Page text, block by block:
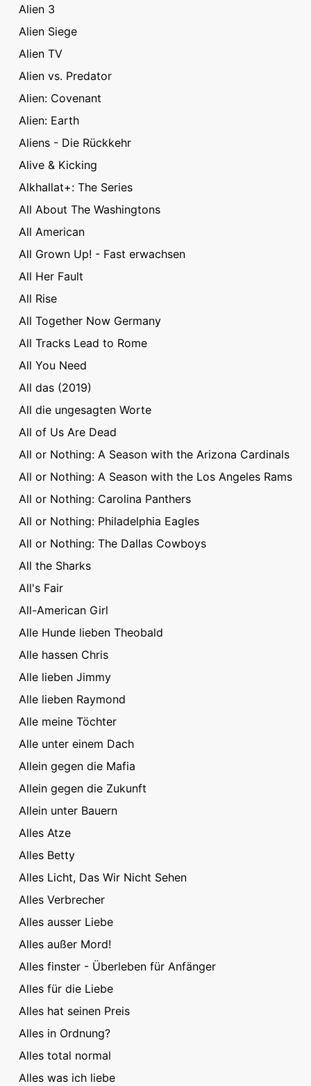
Alien 3
Alien Siege
Alien TV
Alien vs. Predator
Alien: Covenant
Alien: Earth
Aliens - Die Rückkehr
Alive & Kicking
Alkhallat+: The Series
All About The Washingtons
All American
All Grown Up! - Fast erwachsen
All Her Fault
All Rise
All Together Now Germany
All Tracks Lead to Rome
All You Need
All das (2019)
All die ungesagten Worte
All of Us Are Dead
All or Nothing: A Season with the Arizona Cardinals
All or Nothing: A Season with the Los Angeles Rams
All or Nothing: Carolina Panthers
All or Nothing: Philadelphia Eagles
All or Nothing: The Dallas Cowboys
All the Sharks
All's Fair
All-American Girl
Alle Hunde lieben Theobald
Alle hassen Chris
Alle lieben Jimmy
Alle lieben Raymond
Alle meine Töchter
Alle unter einem Dach
Allein gegen die Mafia
Allein gegen die Zukunft
Allein unter Bauern
Alles Atze
Alles Betty
Alles Licht, Das Wir Nicht Sehen
Alles Verbrecher
Alles ausser Liebe
Alles außer Mord!
Alles finster - Überleben für Anfänger
Alles für die Liebe
Alles hat seinen Preis
Alles in Ordnung?
Alles total normal
Alles was ich liebe